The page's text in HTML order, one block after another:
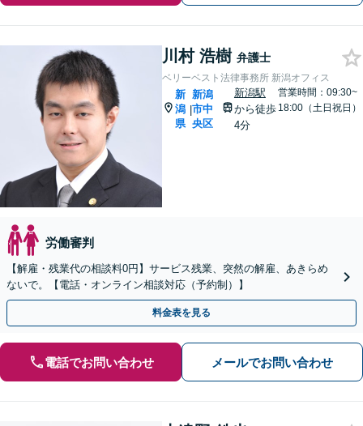
川村 浩樹 弁護士
ベリーベスト法律事務所 新潟オフィス
新
潟
県
|
新潟
市中
央区
新潟駅
から徒歩
4分
営業時間：09:30~
18:00（土日祝日）
労働審判
【解雇・残業代の相談料0円】サービス残業、突然の解雇、あきらめ
ないで。【電話・オンライン相談対応（予約制）】
料金表を見る
電話でお問い合わせ メールでお問い合わせ